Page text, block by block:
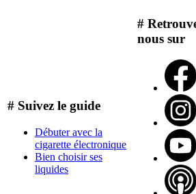
# Suivez le guide
Débuter avec la
cigarette électronique
Bien choisir ses
liquides
#
nous sur